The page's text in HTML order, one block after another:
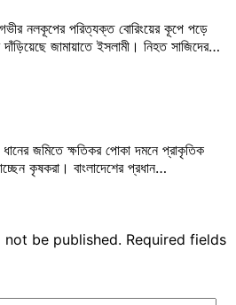
গভীর নলকূপের পরিত্যক্ত বোরিংয়ের কূপে পড়ে
দাঁড়িয়েছে জামায়াতে ইসলামী। নিহত সাজিদের…
ধানের জমিতে ক্ষতিকর পোকা দমনে প্রাকৃতিক
কৃষকরা। বাংলাদেশের প্রধান…
be published. Required fields